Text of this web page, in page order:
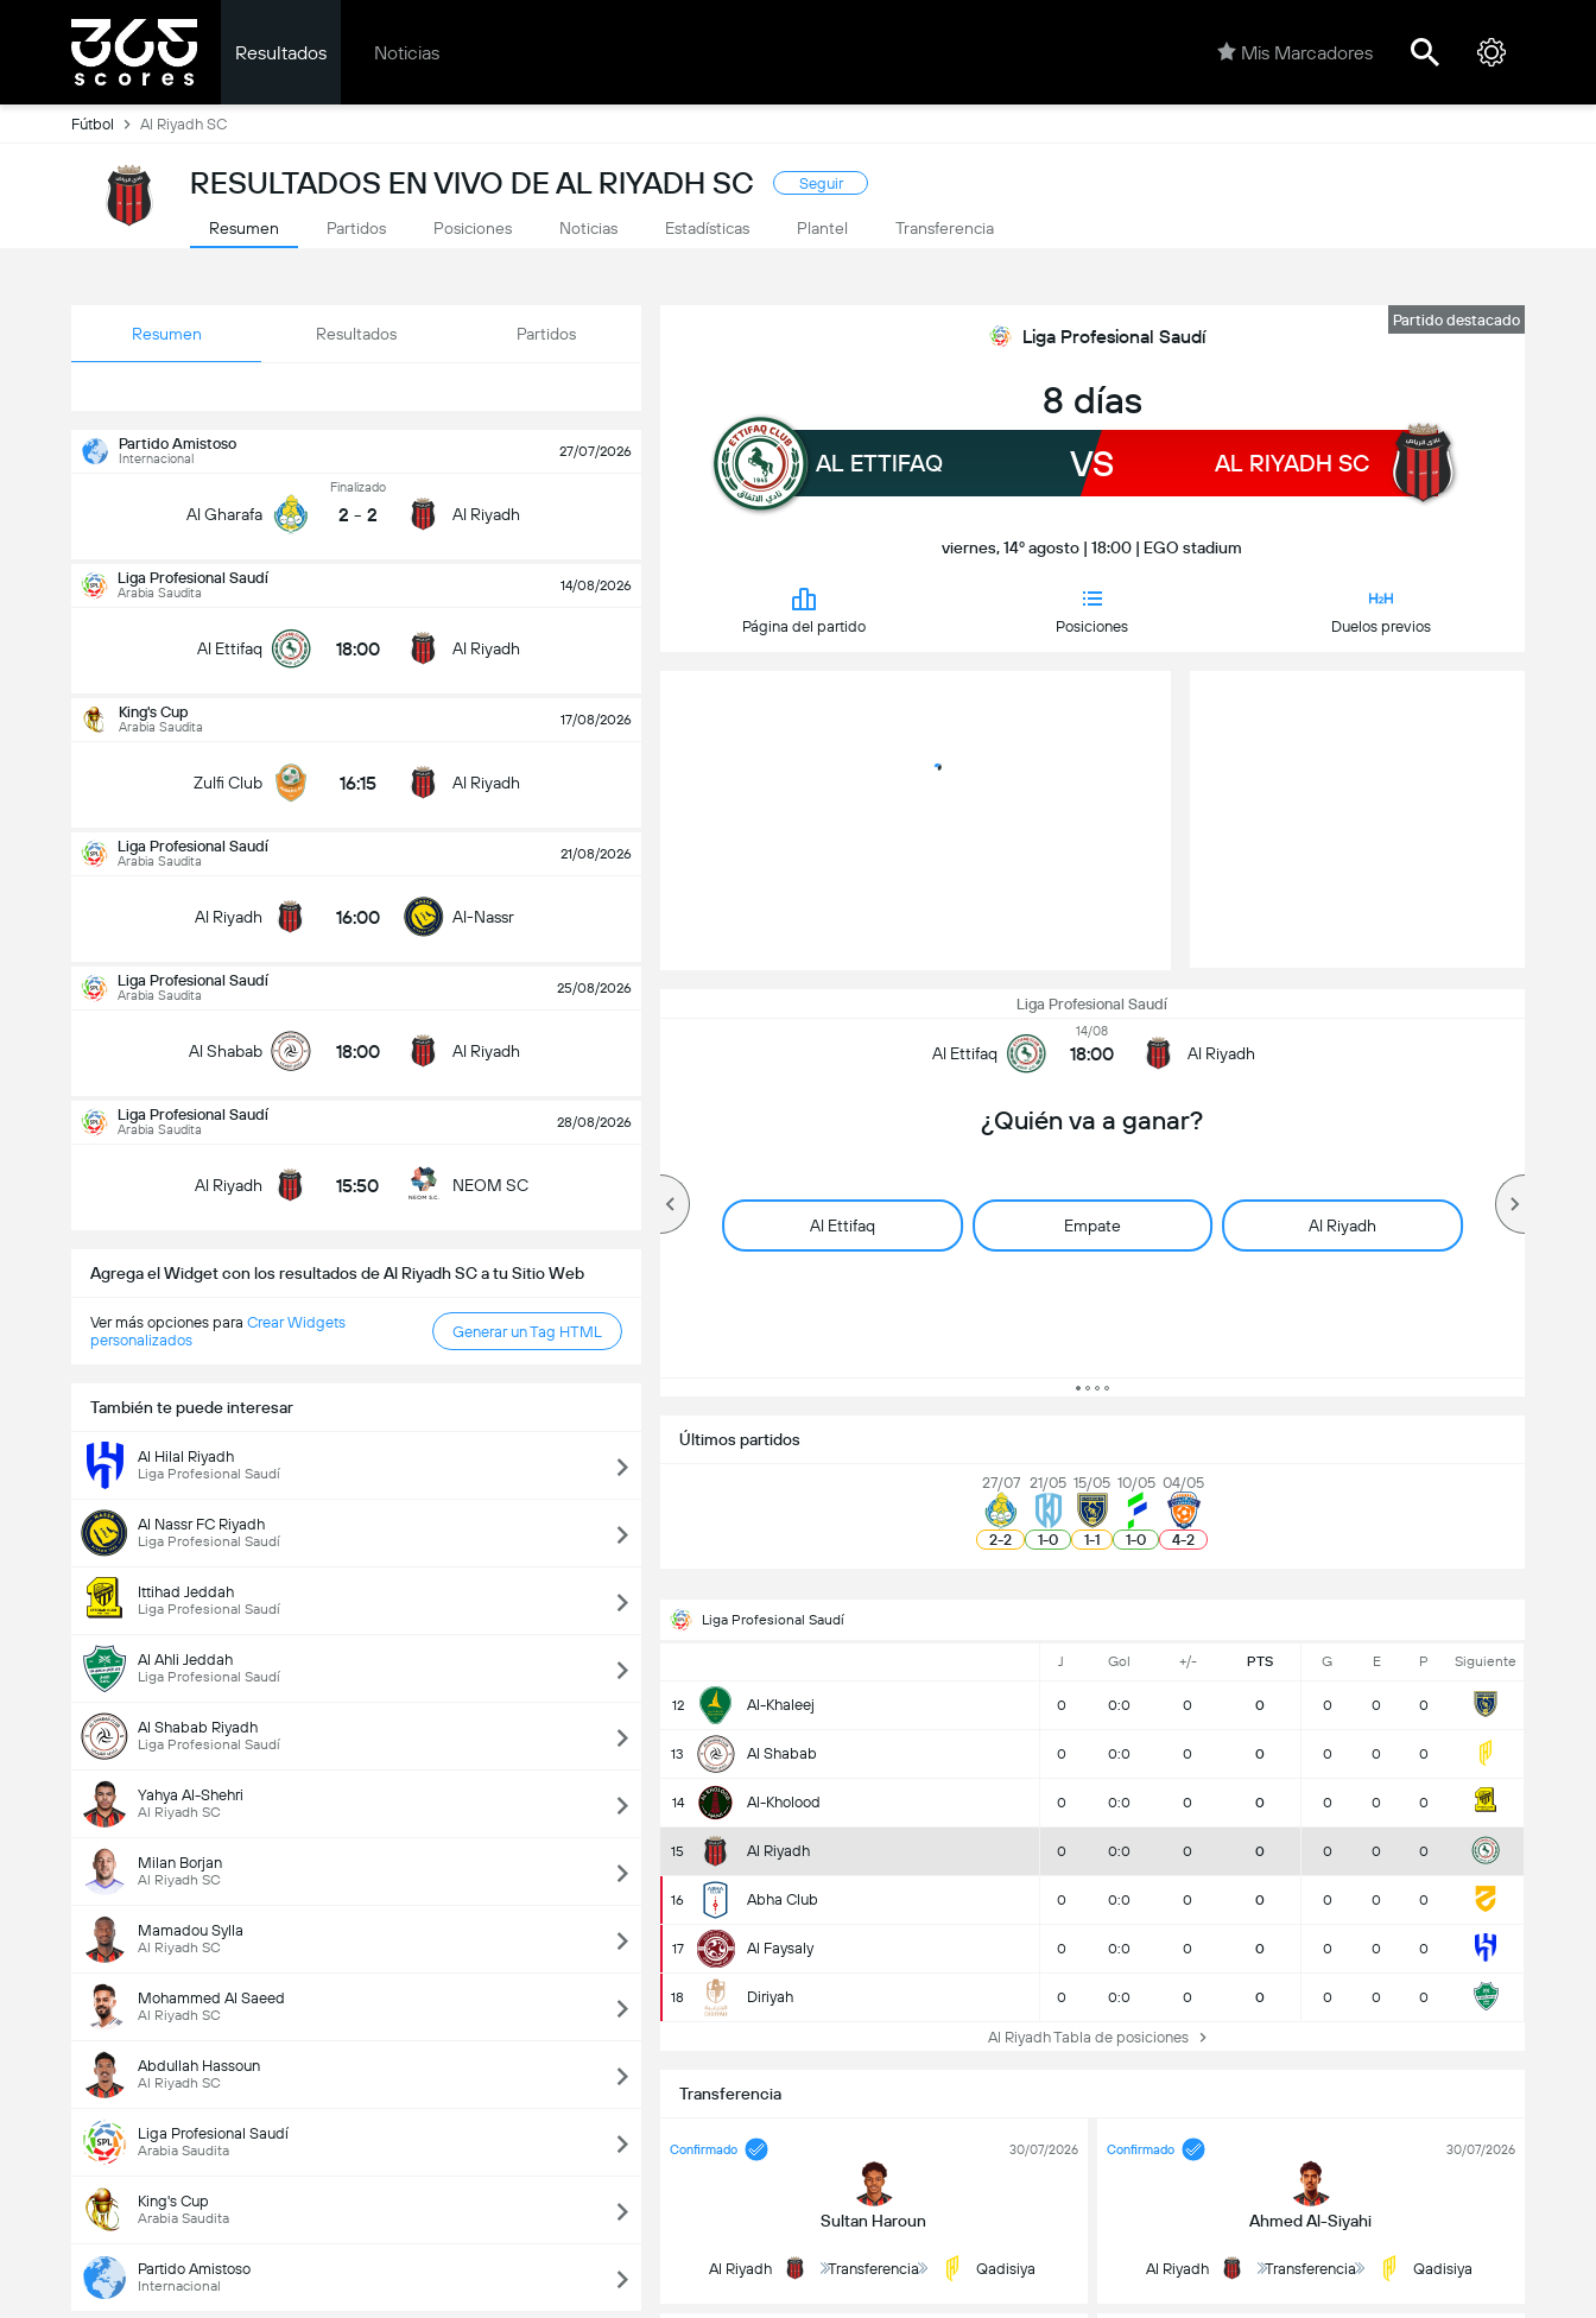
Resultados Noticias Mis Marcadores
Fútbol Al Riyadh SC
RESULTADOS EN VIVO DE AL RIYADH SC Seguir
Resumen Partidos Posiciones Noticias Estadísticas Plantel Transferencia
Resumen Resultados Partidos
Partido Amistoso
Internacional 27/07/2026
Al Gharafa
Finalizado
2 - 2 Al Riyadh
Liga Profesional Saudí
Arabia Saudita 14/08/2026
Al Ettifaq 18:00 Al Riyadh
King's Cup
Arabia Saudita 17/08/2026
Zulfi Club 16:15 Al Riyadh
Liga Profesional Saudí
Arabia Saudita 21/08/2026
Al Riyadh 16:00 Al-Nassr
Liga Profesional Saudí
Arabia Saudita 25/08/2026
Al Shabab 18:00 Al Riyadh
Liga Profesional Saudí
Arabia Saudita 28/08/2026
Al Riyadh 15:50 NEOM SC
Agrega el Widget con los resultados de Al Riyadh SC a tu Sitio Web
Ver más opciones para Crear Widgets
personalizados
Generar un Tag HTML
También te puede interesar
Al Hilal Riyadh
Liga Profesional Saudí
Al Nassr FC Riyadh
Liga Profesional Saudí
Ittihad Jeddah
Liga Profesional Saudí
Al Ahli Jeddah
Liga Profesional Saudí
Al Shabab Riyadh
Liga Profesional Saudí
Yahya Al-Shehri
Al Riyadh SC
Milan Borjan
Al Riyadh SC
Mamadou Sylla
Al Riyadh SC
Mohammed Al Saeed
Al Riyadh SC
Abdullah Hassoun
Al Riyadh SC
Liga Profesional Saudí
Arabia Saudita
King's Cup
Arabia Saudita
Partido Amistoso
Internacional
Partido destacado
Liga Profesional Saudí
8 días
AL ETTIFAQ VS AL RIYADH SC
viernes, 14º agosto | 18:00 | EGO stadium
Página del partido Posiciones Duelos previos
Liga Profesional Saudí
Al Ettifaq
14/08
18:00 Al Riyadh
¿Quién va a ganar?
Al Ettifaq Empate Al Riyadh
King's Cup
16:15 Al Riyadh
Goles en el partido (2.5)
Últimos partidos
27/07
2-2
21/05
1-0
15/05
1-1
10/05
1-0
04/05
4-2
Liga Profesional Saudí
J Gol +/- PTS G E P Siguiente
12 Al-Khaleej 0 0:0 0 0 0 0 0
13 Al Shabab 0 0:0 0 0 0 0 0
14 Al-Kholood 0 0:0 0 0 0 0 0
15 Al Riyadh 0 0:0 0 0 0 0 0
16 Abha Club 0 0:0 0 0 0 0 0
17 Al Faysaly 0 0:0 0 0 0 0 0
18 Diriyah 0 0:0 0 0 0 0 0
Al Riyadh Tabla de posiciones
Transferencia
Confirmado
Sultan Haroun
30/07/2026
Al Riyadh Transferencia Qadisiya
Confirmado
Ahmed Al-Siyahi
30/07/2026
Al Riyadh Transferencia Qadisiya